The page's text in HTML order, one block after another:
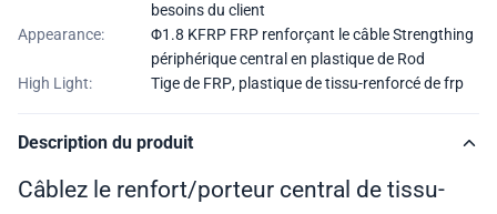
besoins du client
Appearance:
Φ1.8 KFRP FRP renforçant le câble Strengthing
périphérique central en plastique de Rod
High Light:
Tige de FRP, plastique de tissu-renforcé de frp
Description du produit
Câblez le renfort/porteur central de tissu-